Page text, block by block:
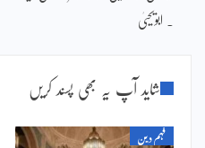
۔ ابویحییٰ
شاید آپ یہ بھی پسند کریں
فہم دین